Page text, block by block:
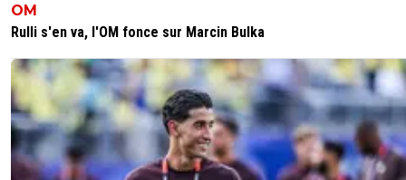
OM
Rulli s'en va, l'OM fonce sur Marcin Bulka